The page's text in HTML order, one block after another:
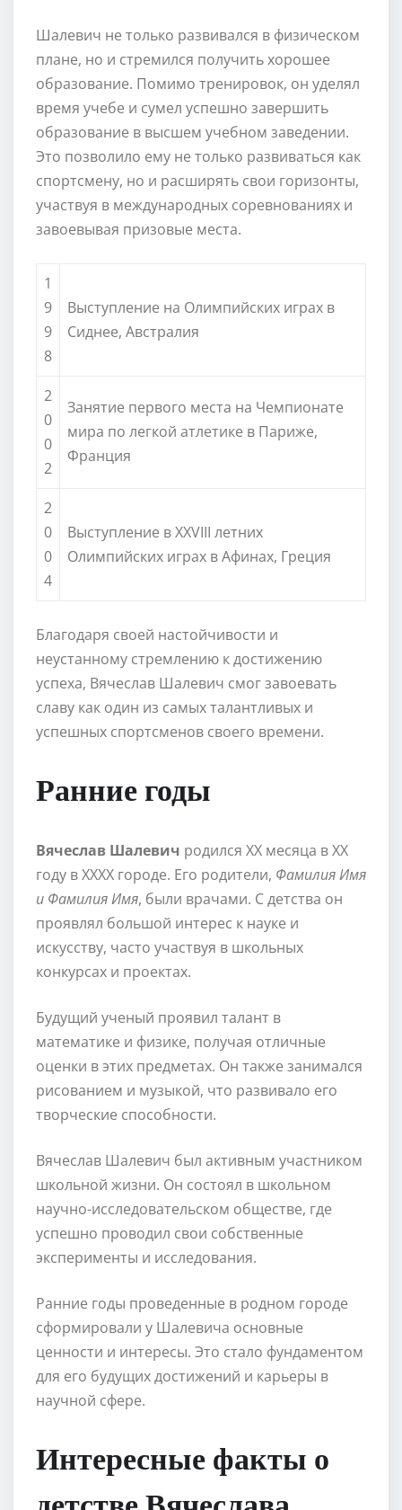
Шалевич не только развивался в физическом
плане, но и стремился получить хорошее
образование. Помимо тренировок, он уделял
время учебе и сумел успешно завершить
образование в высшем учебном заведении.
Это позволило ему не только развиваться как
спортсмену, но и расширять свои горизонты,
участвуя в международных соревнованиях и
завоевывая призовые места.
1
9
9
8
Выступление на Олимпийских играх в
Сиднее, Австралия
2
0
0
2
Занятие первого места на Чемпионате
мира по легкой атлетике в Париже,
Франция
2
0
0
4
Выступление в XXVIII летних
Олимпийских играх в Афинах, Греция
Благодаря своей настойчивости и
неустанному стремлению к достижению
успеха, Вячеслав Шалевич смог завоевать
славу как один из самых талантливых и
успешных спортсменов своего времени.
Ранние годы
Вячеслав Шалевич родился XX месяца в XX
году в XXXX городе. Его родители, Фамилия Имя
и Фамилия Имя, были врачами. С детства он
проявлял большой интерес к науке и
искусству, часто участвуя в школьных
конкурсах и проектах.
Будущий ученый проявил талант в
математике и физике, получая отличные
оценки в этих предметах. Он также занимался
рисованием и музыкой, что развивало его
творческие способности.
Вячеслав Шалевич был активным участником
школьной жизни. Он состоял в школьном
научно-исследовательском обществе, где
успешно проводил свои собственные
эксперименты и исследования.
Ранние годы проведенные в родном городе
сформировали у Шалевича основные
ценности и интересы. Это стало фундаментом
для его будущих достижений и карьеры в
научной сфере.
Интересные факты о